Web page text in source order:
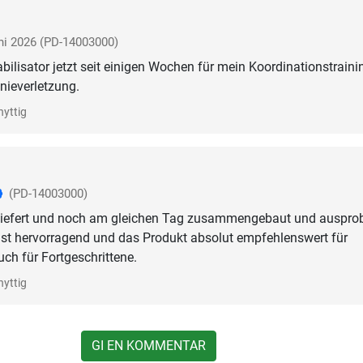
2026 (PD-14003000)
jetzt seit einigen Wochen für mein
(PD-14003000)
und noch am gleichen Tag zusammengebaut und
hervorragend und das Produkt absolut empfehlenswert für
für Fortgeschrittene.
GI EN KOMMENTAR